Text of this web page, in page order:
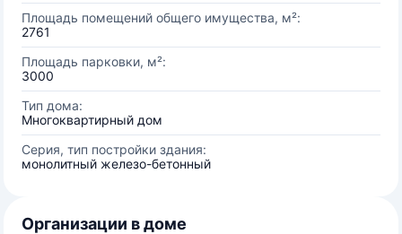
Площадь помещений общего имущества, м²:
2761
Площадь парковки, м²:
3000
Тип дома:
Многоквартирный дом
Серия, тип постройки здания:
монолитный железо-бетонный
Организации в доме